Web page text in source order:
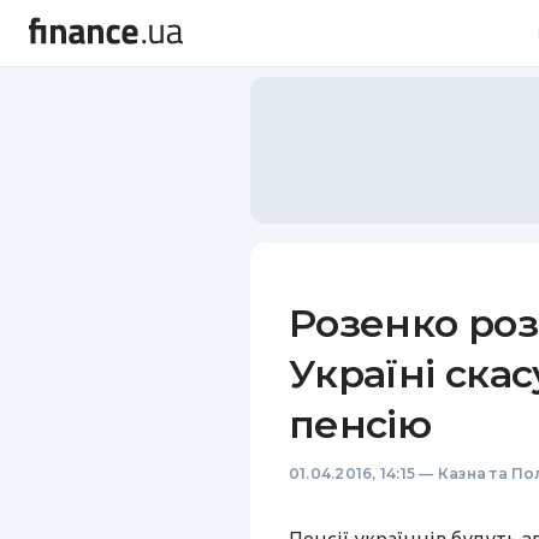
Розенко
Україні
пенсію
01.04.2016, 14:15 — Казна та